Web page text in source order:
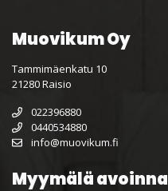
Muovikum Oy
Tammimäenkatu 10
21280 Raisio
022396880
0440534880
info@muovikum.fi
Myymälä avoinna